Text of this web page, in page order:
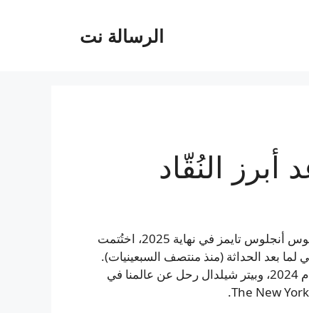
الرسالة نت
النُقّاد
عندما تقاعد كريستوفر نايت من منصبه كناقد فني في صحيفة لوس أنجلوس تايمز في نهاية 2025، اختُتمت
لما بعد الحداثة (منذ منتصف السبعينيات).
روبيرتا سميث أنهت دورها كمحررة-ناقدة في نيويورك تايمز عام 2024، وبيتر شيلدال رحل عن عالمنا في